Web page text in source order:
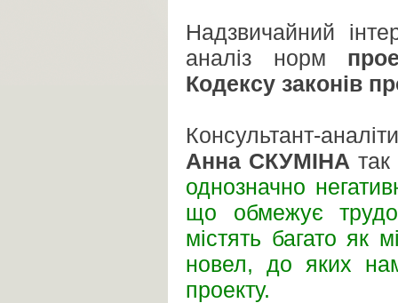
Надзвичайний
аналіз норм
Кодексу законів
Консультант-
Анна СКУМІНА
однозначно
що обмежує
містять багато як
новел, до яких
проекту.